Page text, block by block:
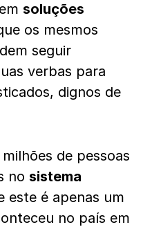
soluções
os mesmos
seguir
verbas para
dignos de
de pessoas
no sistema
este é apenas um
no país em